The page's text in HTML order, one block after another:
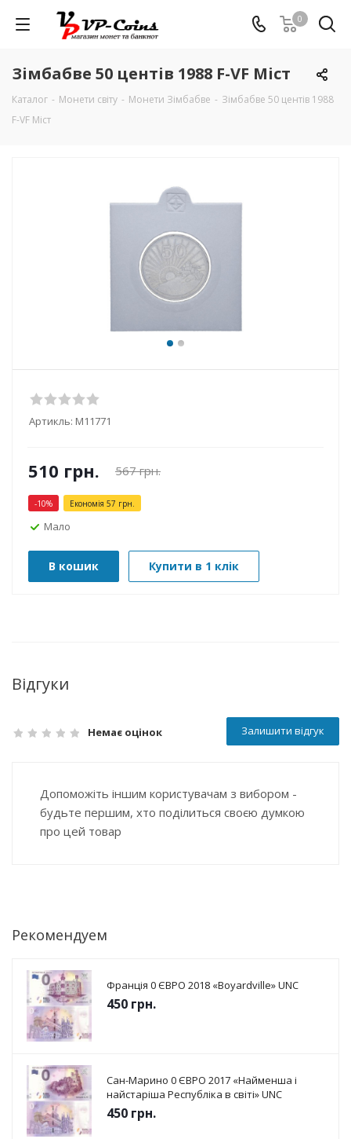
0
Зімбабве 50 центів 1988 F-VF Міст
Каталог - Монети світу - Монети Зімбабве - Зімбабве 50 центів 1988
F-VF Міст
Артикль: М11771
510 грн. 567грн.
-10% Економія 57 грн.
Мало
В кошик Купити в 1 клік
Відгуки
Немає оцінок Залишити відгук
Допоможіть іншим користувачам з вибором -
будьте першим, хто поділиться своєю думкою
про цей товар
Рекомендуем
Франція 0 ЄВРО 2018 «Boyardville» UNC
450 грн.
Сан-Марино 0 ЄВРО 2017 «Найменша і
найстаріша Республіка в світі» UNC
450 грн.